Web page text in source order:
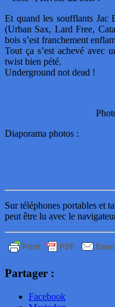
Et quand les soufflants Jac
(Urban Sax, Lard Free,
bois s’est franchement
Tout ça s’est achevé avec
twist bien pété.
Underground not dead !
Diaporama photos :
Sur téléphones portables et
peut être lu avec le
Partager :
Facebook